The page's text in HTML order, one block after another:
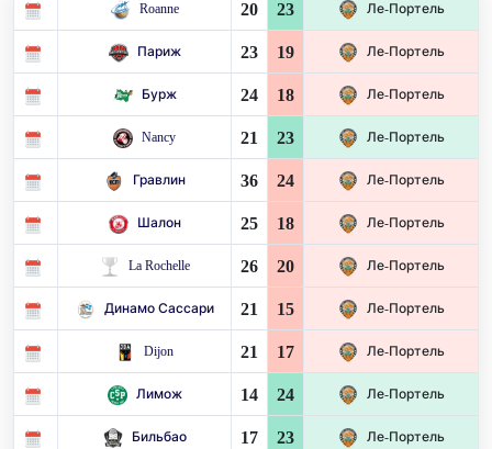
Roanne 20 23 Ле-Портель
Париж 23 19 Ле-Портель
Бурж 24 18 Ле-Портель
Nancy 21 23 Ле-Портель
Гравлин 36 24 Ле-Портель
Шалон 25 18 Ле-Портель
La Rochelle 26 20 Ле-Портель
Динамо Сассари 21 15 Ле-Портель
Dijon 21 17 Ле-Портель
Лимож 14 24 Ле-Портель
Бильбао 17 23 Ле-Портель